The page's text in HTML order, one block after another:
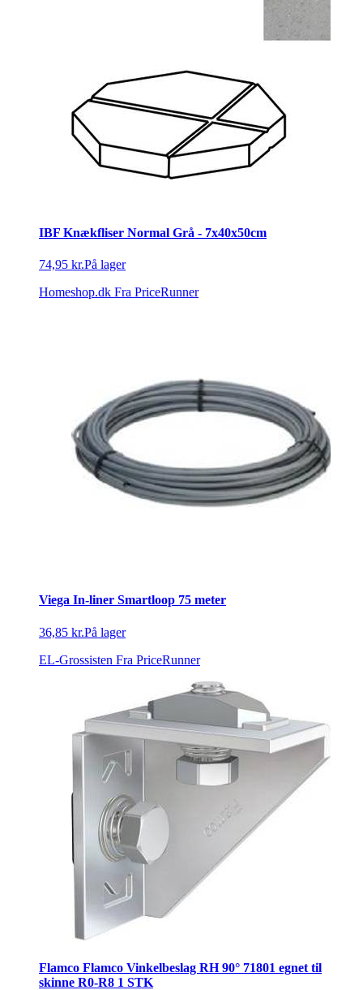
IBF Knækfliser Normal Grå - 7x40x50cm
74,95 kr.På lager
Homeshop.dk Fra PriceRunner
Viega In-liner Smartloop 75 meter
36,85 kr.På lager
EL-Grossisten Fra PriceRunner
Flamco Flamco Vinkelbeslag RH 90° 71801 egnet til
skinne R0-R8 1 STK